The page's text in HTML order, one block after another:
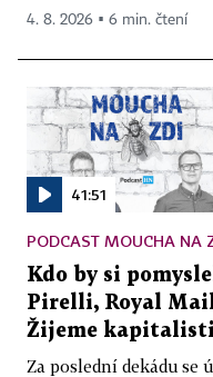
4. 8. 2026 ▪ 6 min. čtení
41:51
PODCAST MOUCHA NA
Kdo by si
Pirelli, Royal
Žijeme
Za poslední dekádu